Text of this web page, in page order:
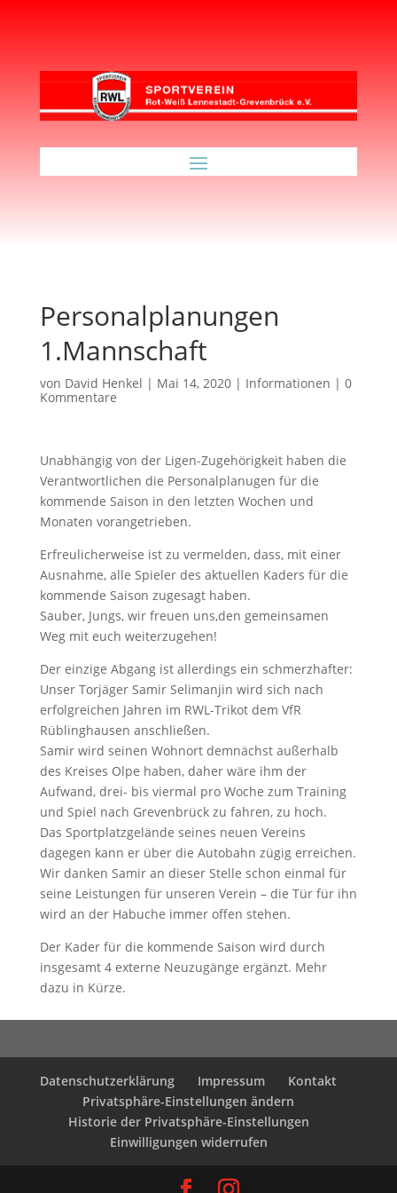
Personalplanungen
1.Mannschaft
von David Henkel | Mai 14, 2020| Informationen | 0
Kommentare
Unabhängig von der Ligen-Zugehörigkeit haben die
Verantwortlichen die Personalplanugen für die
kommende Saison in den letzten Wochen und
Monaten vorangetrieben.
Erfreulicherweise ist zu vermelden, dass, mit einer
Ausnahme, alle Spieler des aktuellen Kaders für die
kommende Saison zugesagt haben.
Sauber, Jungs, wir freuen uns,den gemeinsamen
Weg mit euch weiterzugehen!
Der einzige Abgang ist allerdings ein schmerzhafter:
Unser Torjäger Samir Selimanjin wird sich nach
erfolgreichen Jahren im RWL-Trikot dem VfR
Rüblinghausen anschließen.
Samir wird seinen Wohnort demnächst außerhalb
des Kreises Olpe haben, daher wäre ihm der
Aufwand, drei- bis viermal pro Woche zum Training
und Spiel nach Grevenbrück zu fahren, zu hoch.
Das Sportplatzgelände seines neuen Vereins
dagegen kann er über die Autobahn zügig erreichen.
Wir danken Samir an dieser Stelle schon einmal für
seine Leistungen für unseren Verein – die Tür für ihn
wird an der Habuche immer offen stehen.
Der Kader für die kommende Saison wird durch
insgesamt 4 externe Neuzugänge ergänzt. Mehr
dazu in Kürze.
Datenschutzerklärung Impressum
Kontakt
Privatsphäre-Einstellungen ändern
Historie der Privatsphäre-Einstellungen
Einwilligungen widerrufen